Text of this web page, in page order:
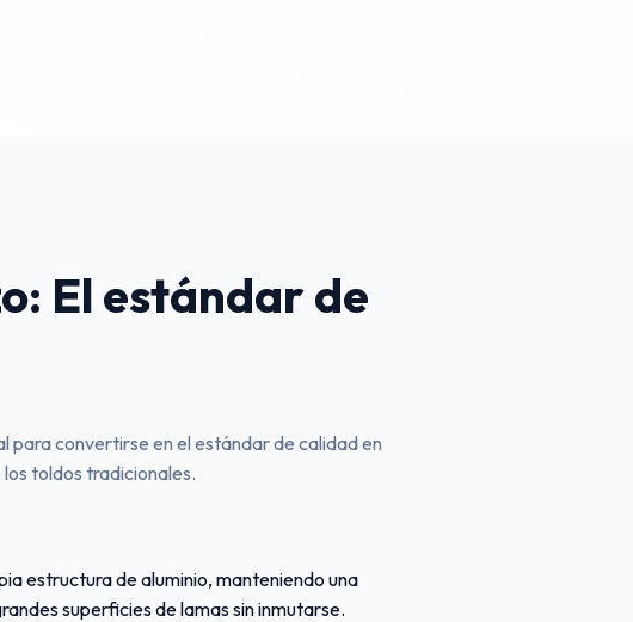
El estándar de
para convertirse en el estándar de calidad en
toldos tradicionales.
estructura de aluminio, manteniendo una
superficies de lamas sin inmutarse.